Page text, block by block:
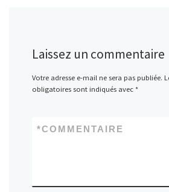
Laissez un commentaire
Votre adresse e-mail ne sera pas publiée.
obligatoires sont indiqués avec *
COMMENTAIRE
*